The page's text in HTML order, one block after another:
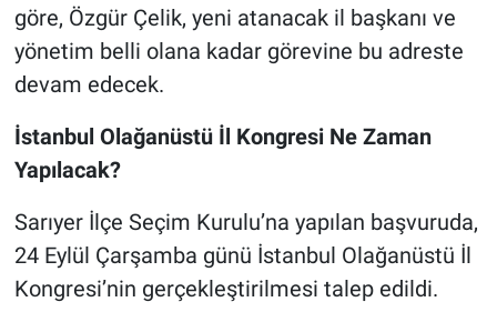
göre, Özgür Çelik, yeni atanacak il başkanı ve
yönetim belli olana kadar görevine bu adreste
devam edecek.
İstanbul Olağanüstü İl Kongresi Ne Zaman
Yapılacak?
Sarıyer İlçe Seçim Kurulu’na yapılan başvuruda,
24 Eylül Çarşamba günü İstanbul Olağanüstü İl
Kongresi’nin gerçekleştirilmesi talep edildi.